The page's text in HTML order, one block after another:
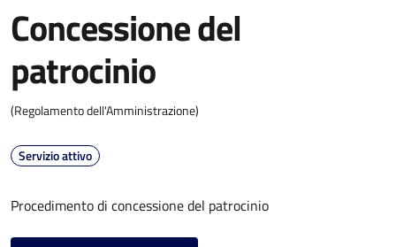
Concessione del
patrocinio
(Regolamento dell'Amministrazione)
Servizio attivo
Procedimento di concessione del patrocinio